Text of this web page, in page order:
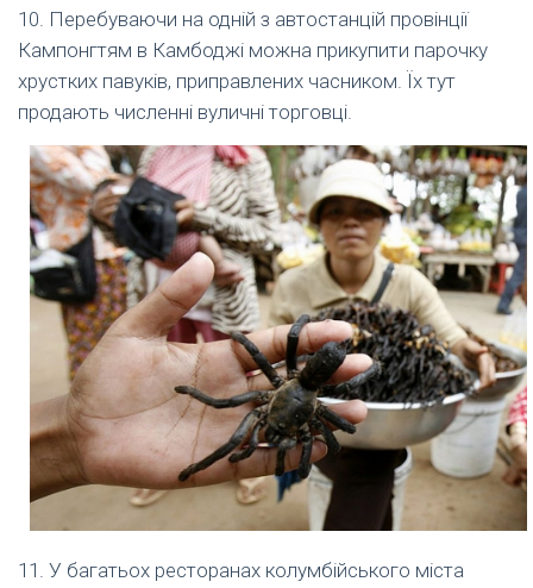
10. Перебуваючи на одній з автостанцій провінції
Кампонгтям в Камбоджі можна прикупити парочку
хрустких павуків, приправлених часником. Їх тут
продають численні вуличні торговці.
11. У багатьох ресторанах колумбійського міста